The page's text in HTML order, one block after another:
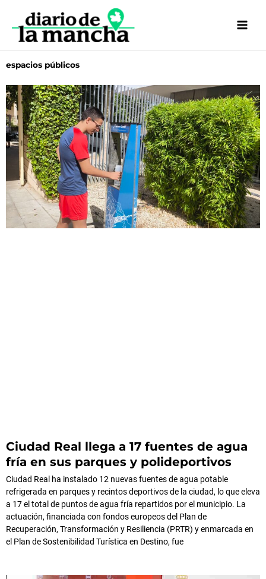
contenido
espacios públicos
Ciudad Real llega a 17 fuentes de agua
fría en sus parques y polideportivos
Ciudad Real ha instalado 12 nuevas fuentes de agua potable
refrigerada en parques y recintos deportivos de la ciudad, lo que eleva
a 17 el total de puntos de agua fría repartidos por el municipio. La
actuación, financiada con fondos europeos del Plan de
Recuperación, Transformación y Resiliencia (PRTR) y enmarcada en
el Plan de Sostenibilidad Turística en Destino, fue